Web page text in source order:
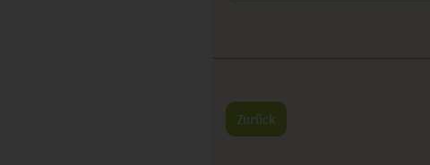
Zurück